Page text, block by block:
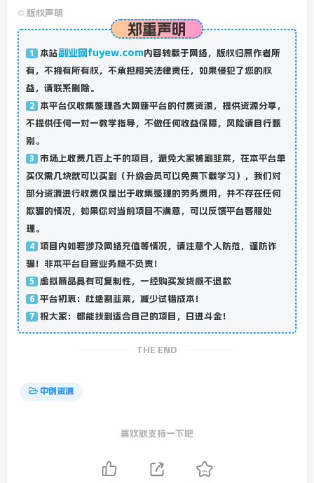
© 版权声明
郑重声明
1 本站副业网fuyew.com内容转载于网络，版权归原作者所
有，不拥有所有权，不承担相关法律责任，如果侵犯了您的权
益，请联系删除。
2
本平台仅收集整理各大网赚平台的付费资源，提供资源分享，
不提供任何一对一教学指导，不做任何收益保障，风险请自行甄
别。
3
市场上收费几百上千的项目，避免大家被割韭菜，在本平台单
买仅需几块就可以买到（升级会员可以免费下载学习），我们对
部分资源进行收费仅是出于收集整理的劳务费用，并不存在任何
欺骗的情况，如果你对当前项目不满意，可以反馈平台客服处
理。
4
项目内如若涉及网络充值等情况，请注意个人防范，谨防诈
骗！非本平台自营业务概不负责！
5 虚拟商品具有可复制性，一经购买发货概不退款
6 平台初衷：杜绝割韭菜，减少试错成本！
7 祝大家：都能找到适合自己的项目，日进斗金！
THE END
中创资源
喜欢就支持一下吧